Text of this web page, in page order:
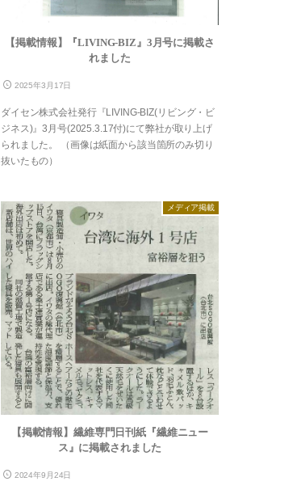
【掲載情報】『LIVING-BIZ』3月号に掲載さ
れました
2025年3月17日
ダイセン株式会社発行『LIVING-BIZ(リビング・ビ
ジネス)』3月号(2025.3.17付)にて弊社が取り上げ
られました。 （画像は紙面から該当箇所のみ切り
抜いたもの）
【掲載情報】繊維専門日刊紙『繊維ニュー
ス』に掲載されました
2024年9月24日
メディア掲載